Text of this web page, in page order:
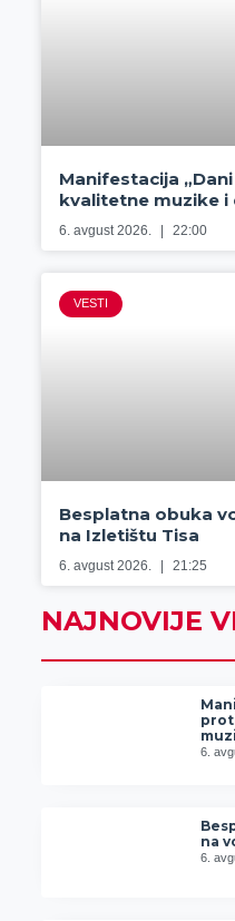
Manifestacija
kvalitetne muzike i
6. avgust 2026. 22:00
VESTI
Besplatna obuka
na Izletištu Tisa
6. avgust 2026. 21:25
NAJNOVIJE
6.
na
6.